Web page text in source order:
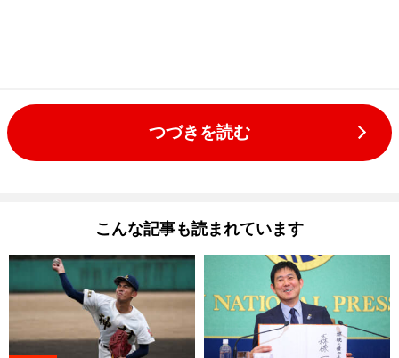
つづきを読む
こんな記事も読まれています